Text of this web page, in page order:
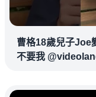
曹格18歲兒子Joe
不要我